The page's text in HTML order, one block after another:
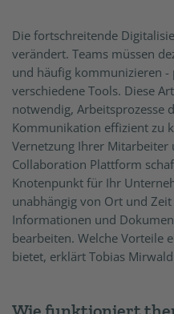
Die fortschreitende
verändert. Teams müssen
und häufig kommunizieren
verschiedene Tools. Diese
notwendig, Arbeitsprozesse
Kommunikation effizient zu
Vernetzung Ihrer Mitarbeiter
Collaboration Plattform
Knotenpunkt für Ihr
unabhängig von Ort und
Informationen und
bearbeiten. Welche Vorteile
bietet, erklärt Tobias